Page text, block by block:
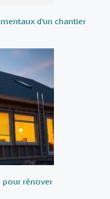
d’un chantier
pour rénover